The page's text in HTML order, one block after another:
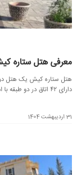
معرفی هتل ستاره
هتل ستاره کیش یک هتل
دارای ۴۲ اتاق در دو طبقه با امکاناتی...
31 اردیبهشت 1404